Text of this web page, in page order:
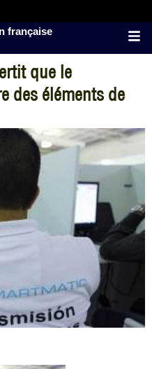
française
que le
des éléments de